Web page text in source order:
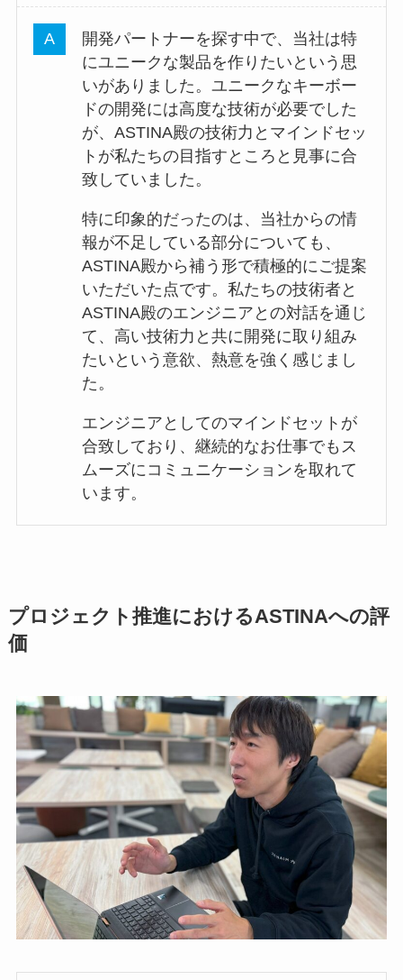
開発パートナーを探す中で、当社は特
にユニークな製品を作りたいという思
いがありました。ユニークなキーボー
ドの開発には高度な技術が必要でした
が、ASTINA殿の技術力とマインドセッ
トが私たちの目指すところと見事に合
致していました。
特に印象的だったのは、当社からの情
報が不足している部分についても、
ASTINA殿から補う形で積極的にご提案
いただいた点です。私たちの技術者と
ASTINA殿のエンジニアとの対話を通じ
て、高い技術力と共に開発に取り組み
たいという意欲、熱意を強く感じまし
た。
エンジニアとしてのマインドセットが
合致しており、継続的なお仕事でもス
ムーズにコミュニケーションを取れて
います。
プロジェクト推進におけるASTINAへの評
価